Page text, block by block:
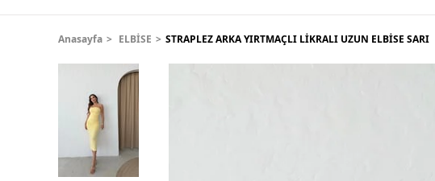
Anasayfa ELBİSE STRAPLEZ ARKA YIRTMAÇLI LİKRALI UZUN ELBİSE SARI